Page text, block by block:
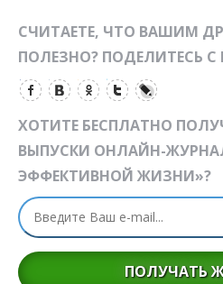
СЧИТАЕТЕ, ЧТО ВАШИМ
ПОЛЕЗНО? ПОДЕЛИТЕСЬ
ХОТИТЕ БЕСПЛАТНО
ВЫПУСКИ ОНЛАЙН-
ЭФФЕКТИВНОЙ ЖИЗНИ»?
ПОЛУЧАТЬ